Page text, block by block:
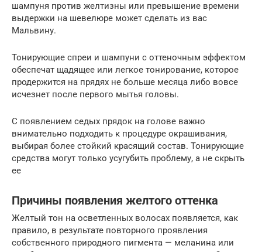
шампуня против желтизны или превышение времени
выдержки на шевелюре может сделать из вас
Мальвину.
Тонирующие спреи и шампуни с оттеночным эффектом
обеспечат щадящее или легкое тонирование, которое
продержится на прядях не больше месяца либо вовсе
исчезнет после первого мытья головы.
С появлением седых прядок на голове важно
внимательно подходить к процедуре окрашивания,
выбирая более стойкий красящий состав. Тонирующие
средства могут только усугубить проблему, а не скрыть
ее
Причины появления желтого оттенка
Желтый тон на осветленных волосах появляется, как
правило, в результате повторного проявления
собственного природного пигмента — меланина или